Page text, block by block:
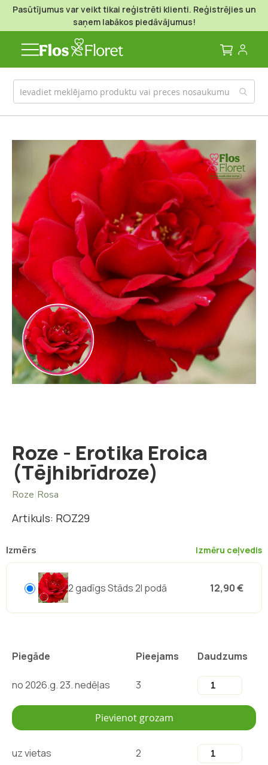
Pasūtījumus var veikt tikai reģistrēti klienti. Reģistrējies un
saņem labākos piedāvājumus!
Mans
galerijas
beigām
Roze - Erotika Eroica
(Tējhibrīdroze)
Roze|Rosa
Artikuls: ROZ29
Izmērs Izmēru ceļvedis
2 gadīgs Stāds 2l podā 12,90 €
Piegāde Pieejams Daudzums
no 2026.g. 23. nedēļas 3
Pievienot grozam
uz vietas 2